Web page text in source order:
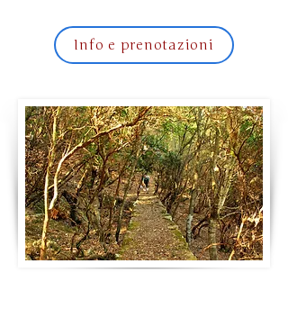
Info e prenotazioni